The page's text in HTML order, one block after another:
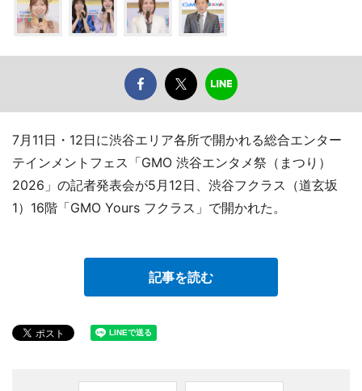
7月11日・12日に渋谷エリア各所で開かれる総合エンター
テインメントフェス「GMO 渋谷エンタメ祭（まつり）
2026」の記者発表会が5月12日、渋谷フクラス（道玄坂
1）16階「GMO Yours フクラス」で開かれた。
記事を読む